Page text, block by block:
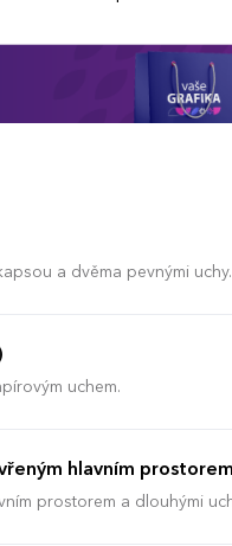
a dvěma pevnými
uchem.
hlavním prostorem
prostorem a dlouhými